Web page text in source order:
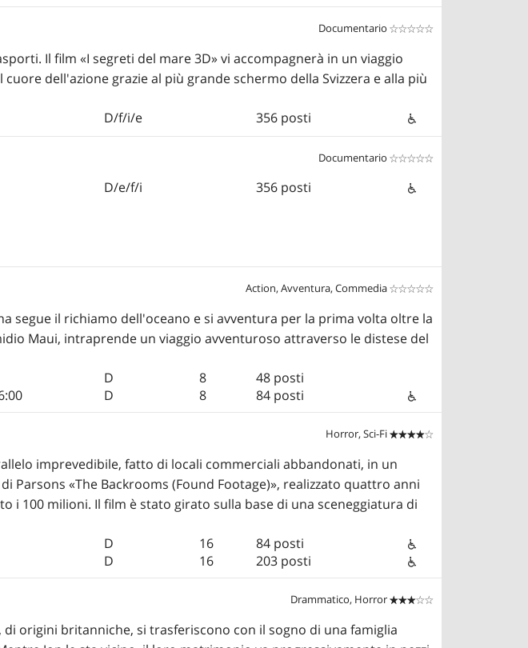
Documentario 

Il film «I segreti del mare 3D» vi accompagnerà in un viaggio
dell'azione grazie al più grande schermo della Svizzera e alla più
D/f/i/e 356 posti
Documentario 

D/e/f/i 356 posti
Action, Avventura, Commedia 

segue il richiamo dell'oceano e si avventura per la prima volta oltre la
Maui, intraprende un viaggio avventuroso attraverso le distese del
D 8
48 posti
D 8 84 posti
Horror, Sci-Fi 

imprevedibile, fatto di locali commerciali abbandonati, in un
«The Backrooms (Found Footage)», realizzato quattro anni
i 100 milioni. Il film è stato girato sulla base di una sceneggiatura di
D 16
84 posti
D 16 203 posti
Drammatico, Horror 

origini britanniche, si trasferiscono con il sogno di una famiglia